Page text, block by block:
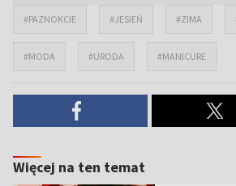
#PAZNOKCIE #JESIEŃ #ZIMA
#MODA #URODA #MANICURE
Więcej na ten temat